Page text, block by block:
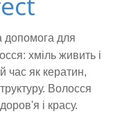
допомога для
хміль живить і
час як кератин,
Волосся
і красу.